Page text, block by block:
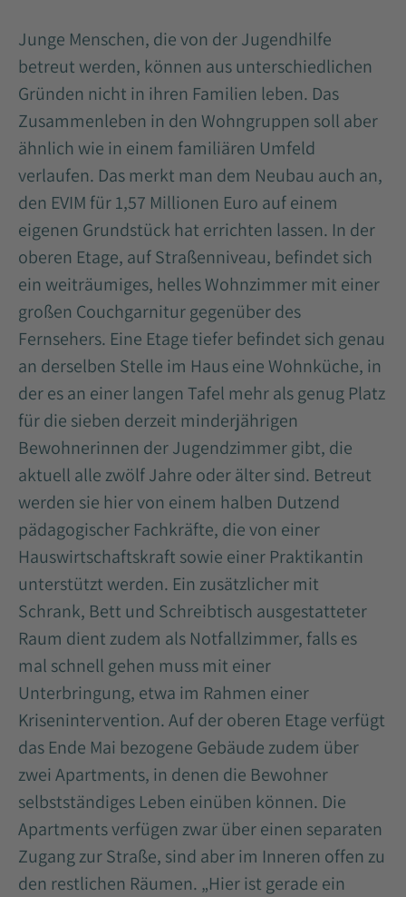
Junge Menschen, die von der Jugendhilfe
betreut werden, können aus unterschiedlichen
Gründen nicht in ihren Familien leben. Das
Zusammenleben in den Wohngruppen soll aber
ähnlich wie in einem familiären Umfeld
verlaufen. Das merkt man dem Neubau auch an,
den EVIM für 1,57 Millionen Euro auf einem
eigenen Grundstück hat errichten lassen. In der
oberen Etage, auf Straßenniveau, befindet sich
ein weiträumiges, helles Wohnzimmer mit einer
großen Couchgarnitur gegenüber des
Fernsehers. Eine Etage tiefer befindet sich genau
an derselben Stelle im Haus eine Wohnküche, in
der es an einer langen Tafel mehr als genug Platz
für die sieben derzeit minderjährigen
Bewohnerinnen der Jugendzimmer gibt, die
aktuell alle zwölf Jahre oder älter sind. Betreut
werden sie hier von einem halben Dutzend
pädagogischer Fachkräfte, die von einer
Hauswirtschaftskraft sowie einer Praktikantin
unterstützt werden. Ein zusätzlicher mit
Schrank, Bett und Schreibtisch ausgestatteter
Raum dient zudem als Notfallzimmer, falls es
mal schnell gehen muss mit einer
Unterbringung, etwa im Rahmen einer
Krisenintervention. Auf der oberen Etage verfügt
das Ende Mai bezogene Gebäude zudem über
zwei Apartments, in denen die Bewohner
selbstständiges Leben einüben können. Die
Apartments verfügen zwar über einen separaten
Zugang zur Straße, sind aber im Inneren offen zu
den restlichen Räumen. „Hier ist gerade ein